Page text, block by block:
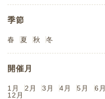
季節
春 夏 秋 冬
開催月
1月 2月 3月 4月 5月 6月
12月